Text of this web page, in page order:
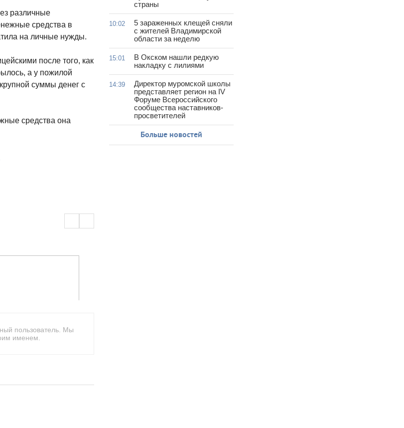
различные
средства в
на личные нужды.
после того, как
а у пожилой
суммы денег с
средства она
пользователь. Мы
именем.
страны
10:02
5 зараженных клещей сняли
с жителей Владимирской
области за неделю
15:01
В Окском нашли редкую
накладку с лилиями
14:39
Директор муромской школы
представляет регион на IV
Форуме Всероссийского
сообщества наставников-
просветителей
Больше новостей